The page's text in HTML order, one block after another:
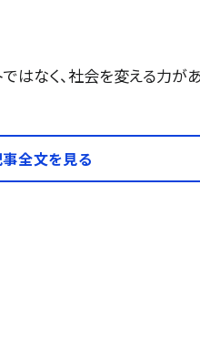
はなく、社会を変える力が
全文を見る